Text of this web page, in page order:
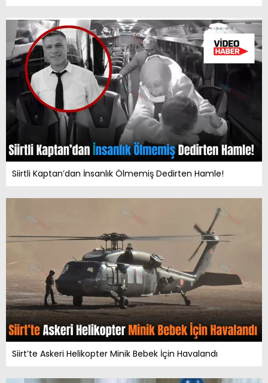
Siirtli Kaptan’dan İnsanlık Ölmemiş Dedirten Hamle!
Siirt’te Askeri Helikopter Minik Bebek İçin Havalandı